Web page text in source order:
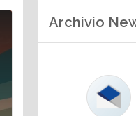
Archivio